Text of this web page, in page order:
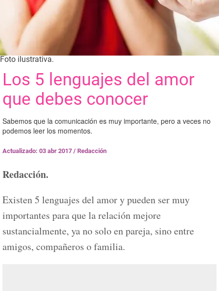
Foto ilustrativa.
Los 5 lenguajes del amor
que debes conocer
Sabemos que la comunicación es muy importante, pero a veces no
podemos leer los momentos.
Actualizado: 03 abr 2017 / Redacción
Redacción.
Existen 5 lenguajes del amor y pueden ser muy
importantes para que la relación mejore
sustancialmente, ya no solo en pareja, sino entre
amigos, compañeros o familia.